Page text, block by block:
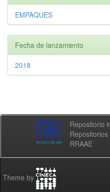
EMPAQUES
Fecha de lanzamiento
2018
Repositorio
RRAAE
Theme by